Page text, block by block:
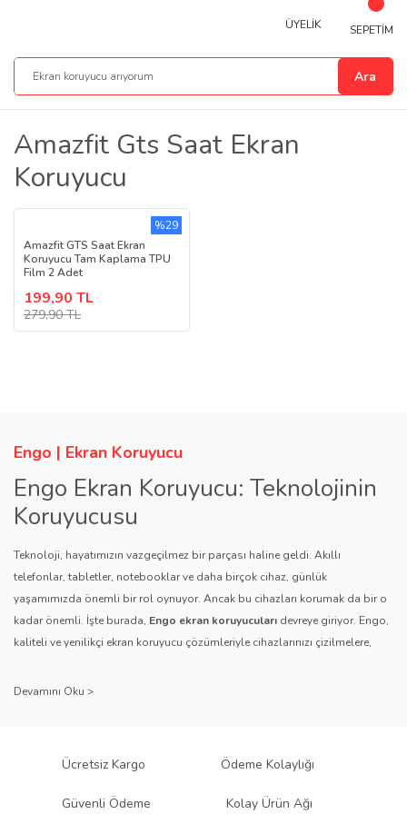
Ara
ÜYELİK SEPETİM
Amazfit Gts Saat Ekran
Koruyucu
Amazfit GTS Saat Ekran
Koruyucu Tam Kaplama TPU
Film 2 Adet
199,90 TL
279,90 TL
%29
Engo | Ekran Koruyucu
Engo Ekran Koruyucu: Teknolojinin
Koruyucusu
Teknoloji, hayatımızın vazgeçilmez bir parçası haline geldi. Akıllı
telefonlar, tabletler, notebooklar ve daha birçok cihaz, günlük
yaşamımızda önemli bir rol oynuyor. Ancak bu cihazları korumak da bir o
kadar önemli. İşte burada, Engo ekran koruyucuları devreye giriyor. Engo,
kaliteli ve yenilikçi ekran koruyucu çözümleriyle cihazlarınızı çizilmelere,
sağlıyor.
Engo ekran koruyucuları
, uzun yıllara dayanan tecrübesi ve teknolojiye
ürününü titiz bir kalite kontrol sürecinden geçirir. Kullanıcı dostu tasarımı
Ücretsiz Kargo Ödeme Kolaylığı
Güvenli Ödeme Kolay Ürün Ağı